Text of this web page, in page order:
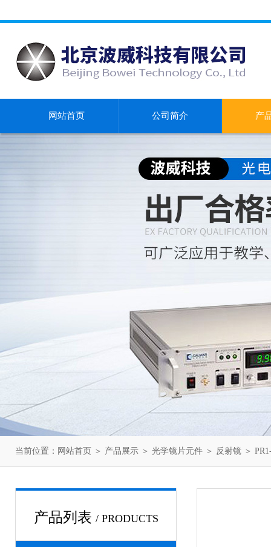
网站首页 公司简介 产
当前位置： 网站首页 ＞ 产品展示 ＞ 光学镜片元件 ＞ 反射镜 ＞
产品列表 / PRODUCTS